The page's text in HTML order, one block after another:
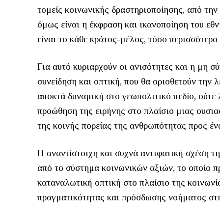
τομείς κοινωνικής δραστηριοποίησης, από
όμως είναι η έκφραση και ικανοποίηση του
είναι το κάθε κράτος-μέλος, τόσο
Για αυτό κυριαρχούν οι ανισότητες και η μη
συνείδηση και οπτική, που θα οριοθετούν
αποκτά δυναμική στο γεωπολιτικό πεδίο,
προώθηση της ειρήνης στο πλαίσιο μιας
της κοινής πορείας της ανθρωπότητας προς
Η αναντίστοιχη και συχνά αντιφατική σχέση
από το σύστημα κοινωνικών αξιών, το οποίο
καταναλωτική οπτική στο πλαίσιο της
πραγματικότητας και πρόσδωσης νοήματος